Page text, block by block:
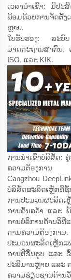
ເວລານຳເຂົ້າ: ມີປະ
ພ້ອມດ້ວຍການຈັດຕັ້ງ
ຫຼາຍ.
ໃບຮັບຮອງ: ລະບົ
ມາດຕະຖານສາກົນ,
ISO, ແລະ KIK.
ການນຳເຂົ້າບໍລິສັດ:
ຄວາມຕ້ອງການ
Cangzhou
ບໍລິສັດຜະລິດເຫຼັກທີ່
ການປະມວນຜະລິດ
ການຄົ້ນຄວ້າ ແລະ
ການບໍລິການດ້ານວິທີ
ຕາມຄວາມຕ້ອງກາ
ປະມວນຜະລິດເຫຼັກແ
ການຕີຂຶ້ນຮູບ ແລະ
ປະລິມານຫຼາຍ ແລະ
ຄວາມຊ່ຽວຊານດ້າ